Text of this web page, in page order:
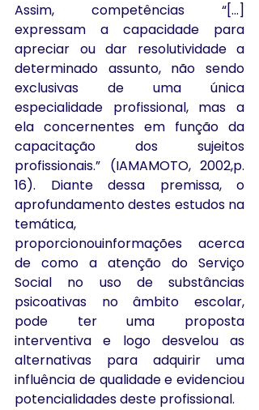
Assim, competências “[...]
expressam a capacidade para
apreciar ou dar resolutividade a
determinado assunto, não sendo
exclusivas de uma única
especialidade profissional, mas a
ela concernentes em função da
capacitação dos sujeitos
profissionais.” (IAMAMOTO, 2002,p.
16). Diante dessa premissa, o
aprofundamento destes estudos na
temática,
proporcionouinformações acerca
de como a atenção do Serviço
Social no uso de substâncias
psicoativas no âmbito escolar,
pode ter uma proposta
interventiva e logo desvelou as
alternativas para adquirir uma
influência de qualidade e evidenciou
potencialidades deste profissional.